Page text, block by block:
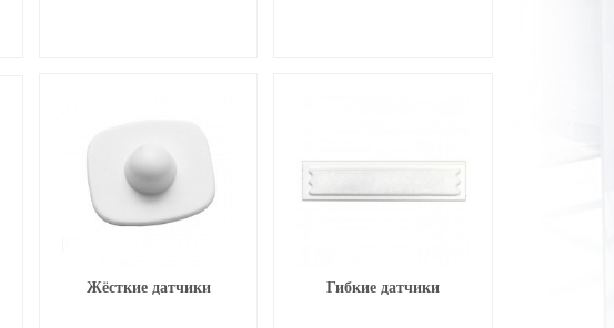
Жёсткие датчики Гибкие датчики